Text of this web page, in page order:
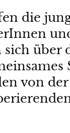
die
über
von